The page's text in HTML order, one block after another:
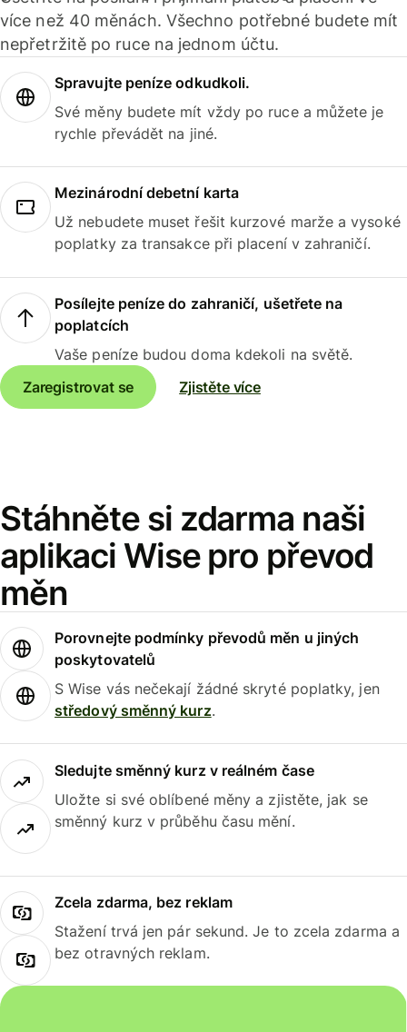
více než 40 měnách. Všechno potřebné budete mít
nepřetržitě po ruce na jednom účtu.
Spravujte peníze odkudkoli.
Své měny budete mít vždy po ruce a můžete je
rychle převádět na jiné.
Mezinárodní debetní karta
Už nebudete muset řešit kurzové marže a vysoké
poplatky za transakce při placení v zahraničí.
Posílejte peníze do zahraničí, ušetřete na
poplatcích
Vaše peníze budou doma kdekoli na světě.
Zaregistrovat se
Zjistěte více
Stáhněte si zdarma naši
aplikaci Wise pro převod
měn
Porovnejte podmínky převodů měn u jiných
poskytovatelů
S Wise vás nečekají žádné skryté poplatky, jen
středový směnný kurz.
Sledujte směnný kurz v reálném čase
Uložte si své oblíbené měny a zjistěte, jak se
směnný kurz v průběhu času mění.
Zcela zdarma, bez reklam
Stažení trvá jen pár sekund. Je to zcela zdarma a
bez otravných reklam.